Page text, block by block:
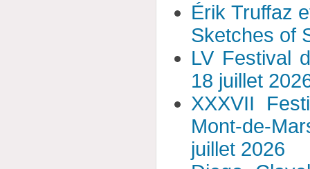
Érik Truffaz
Sketches of
LV Festival
18 juillet
XXXVII
Mont-de-
juillet 2026